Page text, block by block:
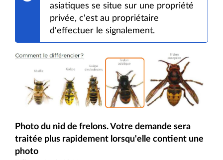
asiatiques se situe sur une propriété
privée, c'est au propriétaire
d'effectuer le signalement.
Photo du nid de frelons. Votre demande sera
traitée plus rapidement lorsqu'elle contient une
photo